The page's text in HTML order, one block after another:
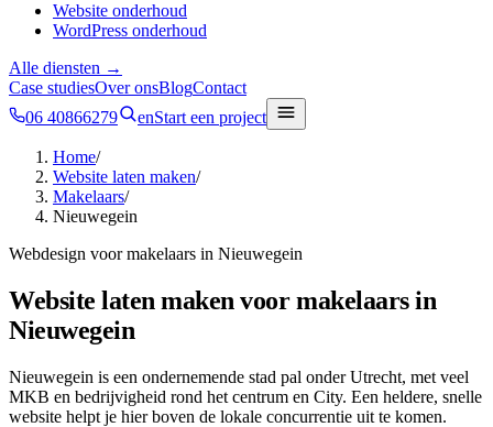
Website onderhoud
WordPress onderhoud
Alle diensten →
Case studiesOver onsBlogContact
06 40866279
enStart een project
Home/
Website laten maken/
Makelaars/
Nieuwegein
Webdesign voormakelaars in Nieuwegein
Website laten maken voormakelaarsin
Nieuwegein
Nieuwegein is een ondernemende stad pal onder Utrecht, met veel
MKB en bedrijvigheid rond het centrum en City. Een heldere, snelle
website helpt je hier boven de lokale concurrentie uit te komen.